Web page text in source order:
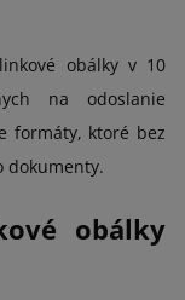
obálky v 10
na odoslanie
formáty, ktoré bez
dokumenty.
obálky